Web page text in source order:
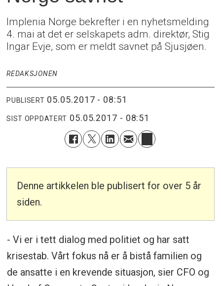
Implenia Norge bekrefter i en nyhetsmelding
4. mai at det er selskapets adm. direktør, Stig
Ingar Evje, som er meldt savnet på Sjusjøen.
REDAKSJONEN
PUBLISERT 05.05.2017 - 08:51
SIST OPPDATERT 05.05.2017 - 08:51
Denne artikkelen ble publisert for over 5 år
siden.
- Vi er i tett dialog med politiet og har satt
krisestab. Vårt fokus nå er å bistå familien og
de ansatte i en krevende situasjon, sier CFO og